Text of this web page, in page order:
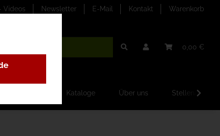
Videos Newsletter E-Mail Kontakt Warenkorb
0,00 €
Kataloge Über uns